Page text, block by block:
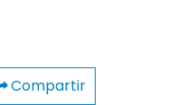
Compartir